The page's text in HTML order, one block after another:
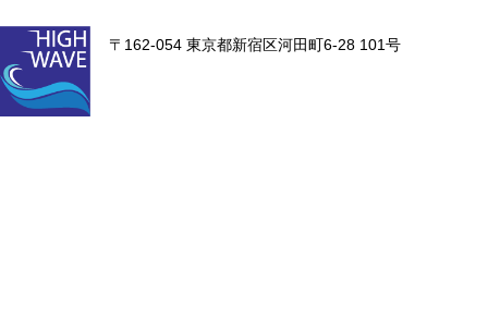
〒162-054 東京都新宿区河田町6-28 101号